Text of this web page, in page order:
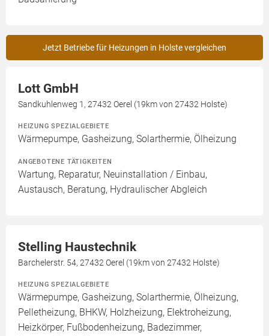
Jetzt Betriebe für Heizungen in Holste vergleichen
Lott GmbH
Sandkuhlenweg 1, 27432 Oerel (19km von 27432 Holste)
HEIZUNG SPEZIALGEBIETE
Wärmepumpe, Gasheizung, Solarthermie, Ölheizung
ANGEBOTENE TÄTIGKEITEN
Wartung, Reparatur, Neuinstallation / Einbau,
Austausch, Beratung, Hydraulischer Abgleich
Stelling Haustechnik
Barchelerstr. 54, 27432 Oerel (19km von 27432 Holste)
HEIZUNG SPEZIALGEBIETE
Wärmepumpe, Gasheizung, Solarthermie, Ölheizung,
Pelletheizung, BHKW, Holzheizung, Elektroheizung,
Heizkörper, Fußbodenheizung, Badezimmer,